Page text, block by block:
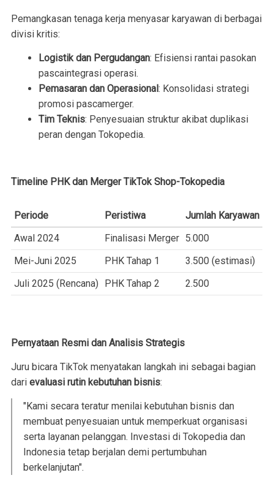
Pemangkasan tenaga kerja menyasar karyawan di berbagai
divisi kritis:
Logistik dan Pergudangan: Efisiensi rantai pasokan
pascaintegrasi operasi.
Pemasaran dan Operasional: Konsolidasi strategi
promosi pascamerger.
Tim Teknis: Penyesuaian struktur akibat duplikasi
peran dengan Tokopedia.
Timeline PHK dan Merger TikTok Shop-Tokopedia
Periode Peristiwa
Jumlah Karyawan
Awal 2024
Finalisasi Merger 5.000
Mei-Juni 2025
PHK Tahap 1
3.500 (estimasi)
Juli 2025 (Rencana)
PHK Tahap 2 2.500
Pernyataan Resmi dan Analisis Strategis
Juru bicara TikTok menyatakan langkah ini sebagai bagian
dari evaluasi rutin kebutuhan bisnis:
"Kami secara teratur menilai kebutuhan bisnis dan
membuat penyesuaian untuk memperkuat organisasi
serta layanan pelanggan. Investasi di Tokopedia dan
Indonesia tetap berjalan demi pertumbuhan
berkelanjutan".